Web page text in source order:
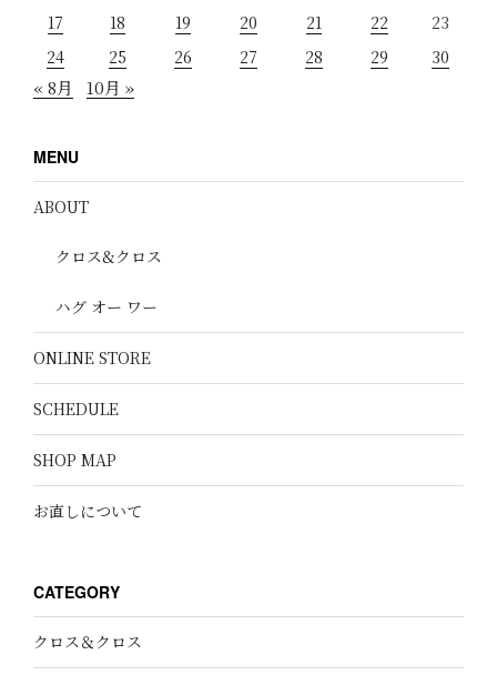
17
18 19 20 21 22
23
24
25 26 27 28 29 30
« 8月 10月 »
MENU
ABOUT
クロス&クロス
ハグ オー ワー
ONLINE STORE
SCHEDULE
SHOP MAP
お直しについて
CATEGORY
クロス＆クロス